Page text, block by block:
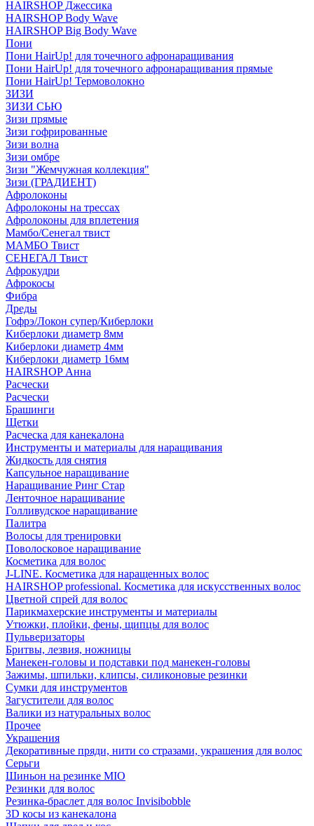
HAIRSHOP Джессика
HAIRSHOP Body Wave
HAIRSHOP Big Body Wave
Пони
Пони HairUp! для точечного афронаращивания
Пони HairUp! для точечного афронаращивания прямые
Пони HairUp! Термоволокно
ЗИЗИ
ЗИЗИ СЬЮ
Зизи прямые
Зизи гофрированные
Зизи волна
Зизи омбре
Зизи "Жемчужная коллекция"
Зизи (ГРАДИЕНТ)
Афролоконы
Афролоконы на трессах
Афролоконы для вплетения
Мамбо/Сенегал твист
МАМБО Твист
СЕНЕГАЛ Твист
Афрокудри
Афрокосы
Фибра
Дреды
Гофрэ/Локон супер/Киберлоки
Киберлоки диаметр 8мм
Киберлоки диаметр 4мм
Киберлоки диаметр 16мм
HAIRSHOP Анна
Расчески
Расчески
Брашинги
Щетки
Расческа для канекалона
Инструменты и материалы для наращивания
Жидкость для снятия
Капсульное наращивание
Наращивание Ринг Стар
Ленточное наращивание
Голливудское наращивание
Палитра
Волосы для тренировки
Поволосковое наращивание
Косметика для волос
J-LINE. Косметика для наращенных волос
HAIRSHOP professional. Косметика для искусственных волос
Цветной спрей для волос
Парикмахерские инструменты и материалы
Утюжки, плойки, фены, щипцы для волос
Пульверизаторы
Бритвы, лезвия, ножницы
Манекен-головы и подставки под манекен-головы
Зажимы, шпильки, клипсы, силиконовые резинки
Сумки для инструментов
Загустители для волос
Валики из натуральных волос
Прочее
Украшения
Декоративные пряди, нити со стразами, украшения для волос
Серьги
Шиньон на резинке MIO
Резинки для волос
Резинка-браслет для волос Invisibobble
3D косы из канекалона